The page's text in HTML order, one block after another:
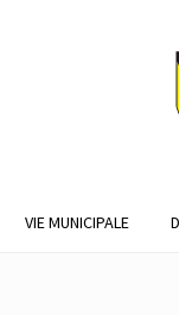
VIE MUNICIPALE